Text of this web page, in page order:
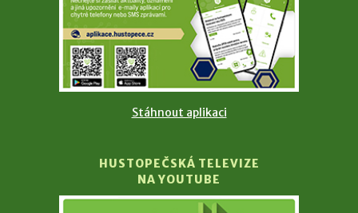
Stáhnout aplikaci
HUSTOPEČSKÁ TELEVIZE
NA YOUTUBE